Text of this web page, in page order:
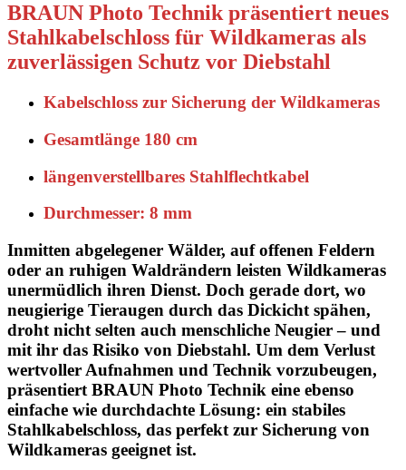
BRAUN Photo Technik präsentiert neues
Stahlkabelschloss für Wildkameras als
zuverlässigen Schutz vor Diebstahl
Kabelschloss zur Sicherung der Wildkameras
Gesamtlänge 180 cm
längenverstellbares Stahlflechtkabel
Durchmesser: 8 mm
Inmitten abgelegener Wälder, auf offenen Feldern
oder an ruhigen Waldrändern leisten Wildkameras
unermüdlich ihren Dienst. Doch gerade dort, wo
neugierige Tieraugen durch das Dickicht spähen,
droht nicht selten auch menschliche Neugier – und
mit ihr das Risiko von Diebstahl. Um dem Verlust
wertvoller Aufnahmen und Technik vorzubeugen,
präsentiert BRAUN Photo Technik eine ebenso
einfache wie durchdachte Lösung: ein stabiles
Stahlkabelschloss, das perfekt zur Sicherung von
Wildkameras geeignet ist.